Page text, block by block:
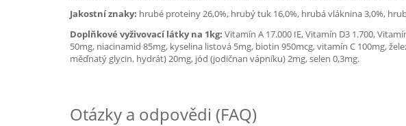
Jakostní znaky: hrubé proteiny 26,0%, hrubý tuk 16,0%, hrubá vláknina 3,0%,
Doplňkové vyživovací látky na 1kg: Vitamín A 17.000 IE, Vitamín D3 1.700,
50mg, niacinamid 85mg, kyselina listová 5mg, biotin 950mcg, vitamín C 100mg,
měďnatý glycin, hydrát) 20mg, jód (jodičnan vápníku) 2mg, selen 0,3mg.
Otázky a odpovědi (FAQ)